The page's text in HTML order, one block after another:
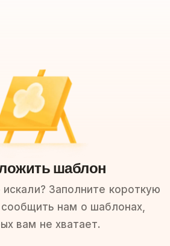
шаблон
Заполните короткую
нам о шаблонах,
вам не хватает.